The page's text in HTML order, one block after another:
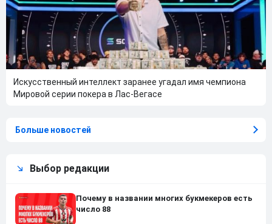
Искусственный интеллект заранее угадал имя чемпиона
Мировой серии покера в Лас-Вегасе
Больше новостей
Выбор редакции
Почему в названии многих букмекеров есть
число 88